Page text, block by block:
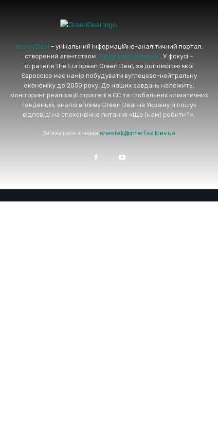
Green Deal – унікальний інформаційно-аналітичний портал,
створений агентством "Інтерфакс-Україна". У фокусі –
стратегія The European Green Deal, за допомогою якої
Євросоюз має намір побудувати вуглецево-нейтральну
економіку до 2050 року. До наших завдань належить:
моніторинг реалізації стратегії в ЄС та глобальних кліматичних
тенденцій, аналіз впливу Green Deal на Україну й пошук
відповіді на споконвічне питання «Що (нам) робити?».
Зв'язатися з нами shestak@interfax.kiev.ua